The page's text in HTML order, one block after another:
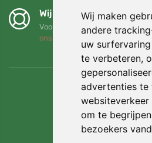
Wij maken
andere
uw
te verbeteren,
advertenties te
websiteverkeer
om te
bezoekers
Wij steunen Trees.org
Voor elke bestelling planten we
ons